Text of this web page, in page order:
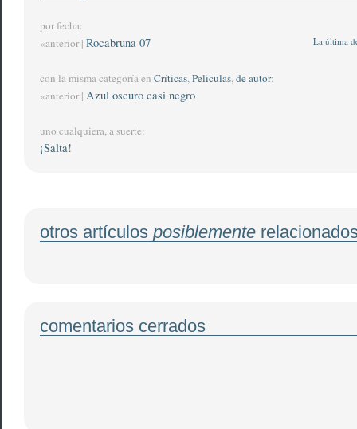
por fecha:
La última
«anterior | Rocabruna 07
con la misma categoría en Críticas,Peliculas,de autor:
«anterior | Azul oscuro casi negro
uno cualquiera, a suerte:
¡Salta!
otros artículos posiblemente
comentarios cerrados